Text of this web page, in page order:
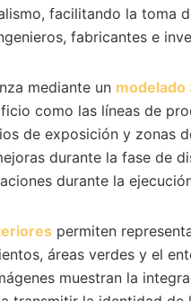
facilitando la toma
fabricantes e
mediante un modelado
como las líneas de
de exposición y zonas
durante la fase de
durante la
permiten
áreas verdes y el
muestran la